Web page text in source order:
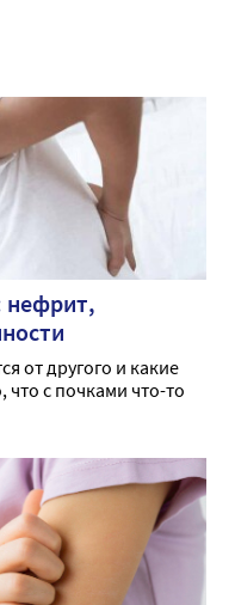
нефрит,
от другого и какие
что с почками что-то